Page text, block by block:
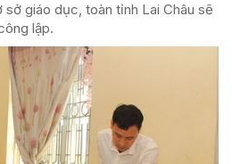
giáo dục, toàn tỉnh Lai Châu sẽ
lập.